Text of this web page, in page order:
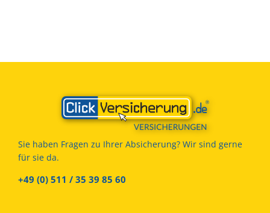
Sie haben Fragen zu Ihrer Absicherung? Wir sind gerne
für sie da.
+49 (0) 511 / 35 39 85 60